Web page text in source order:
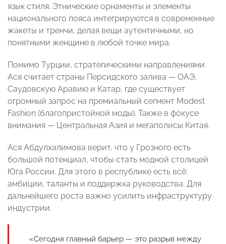
язык стиля. Этнические орнаменты и элементы
национального пояса интегрируются в современные
жакеты и тренчи, делая вещи аутентичными, но
понятными женщине в любой точке мира.
Помимо Турции, стратегическими направлениями
Ася считает страны Персидского залива — ОАЭ,
Саудовскую Аравию и Катар, где существует
огромный запрос на премиальный сегмент Modest
Fashion (благопристойной моды). Также в фокусе
внимания — Центральная Азия и мегаполисы Китая.
Ася Абдулхалимова верит, что у Грозного есть
большой потенциал, чтобы стать модной столицей
Юга России. Для этого в республике есть всё:
амбиции, таланты и поддержка руководства. Для
дальнейшего роста важно усилить инфраструктуру
индустрии.
«Сегодня главный барьер — это разрыв между